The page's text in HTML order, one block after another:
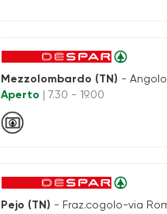
Mezzolombardo (TN) - Angolo Piazza
Aperto
| 7.30 - 19.00
Pejo (TN) - Fraz.cogolo-via